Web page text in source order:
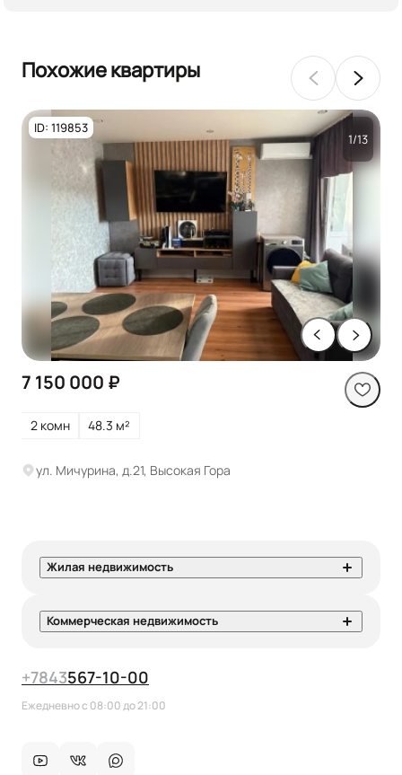
Похожие квартиры
ID: 119853
1/13
7 150 000 ₽
2 комн 48.3 м²
ул. Мичурина, д.21, Высокая Гора
Жилая недвижимость
Коммерческая недвижимость
+7843567-10-00
Ежедневно с 08:00 до 21:00